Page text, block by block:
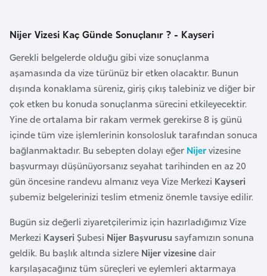
Nijer Vizesi Kaç Günde Sonuçlanır ? - Kayseri
Gerekli belgelerde olduğu gibi vize sonuçlanma
aşamasında da vize türünüz bir etken olacaktır. Bunun
dışında konaklama süreniz, giriş çıkış talebiniz ve diğer bir
çok etken bu konuda sonuçlanma sürecini etkileyecektir.
Yine de ortalama bir rakam vermek gerekirse 8 iş günü
içinde tüm vize işlemlerinin konsolosluk tarafından sonuca
bağlanmaktadır. Bu sebepten dolayı eğer Nijervizesine
başvurmayı düşünüyorsanız seyahat tarihinden en az 20
gün öncesine randevu almanız veya Vize Merkezi Kayseri
şubemiz belgelerinizi teslim etmeniz önemle tavsiye edilir.
Bugün siz değerli ziyaretçilerimiz için hazırladığımız Vize
Merkezi Kayseri Şubesi Nijer Başvurusu sayfamızın sonuna
geldik. Bu başlık altında sizlere Nijer vizesinedair
karşılaşacağınız tüm süreçleri ve eylemleri aktarmaya
n
a
F
a
s
o
Ç
a
d
e
k
C
u